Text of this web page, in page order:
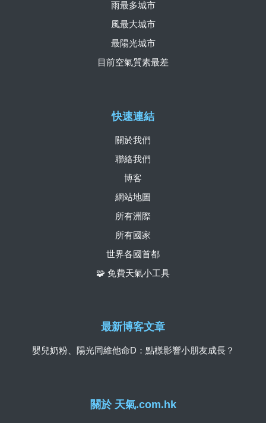
關於 天氣.com.hk
快速連結
關於我們
聯絡我們
博客
網站地圖
所有洲際
所有國家
世界各國首都
🧩 免費天氣小工具
雨最多城市
風最大城市
最陽光城市
目前空氣質素最差
最新博客文章
嬰兒奶粉、陽光同維他命D：點樣影響小朋友成長？